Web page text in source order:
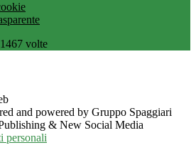
1467 volte
and powered by Gruppo Spaggiari
& New Social Media
personali